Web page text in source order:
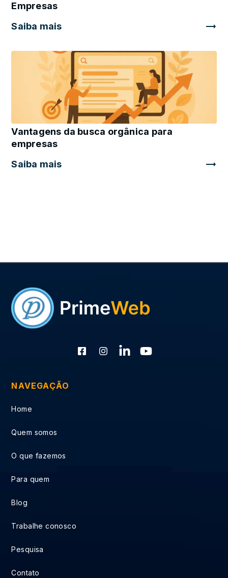
Empresas
Saiba mais
Vantagens da busca orgânica para
empresas
Saiba mais
NAVEGAÇÃO
Home
Quem somos
O que fazemos
Para quem
Blog
Trabalhe conosco
Pesquisa
Contato